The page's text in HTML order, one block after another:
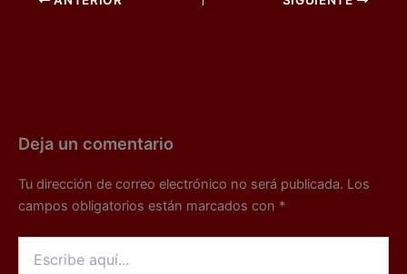
e
k
l
er
g
p
Deja un comentario
Tu dirección de correo electrónico no será publicada. Los
campos obligatorios están marcados con *
aquí...